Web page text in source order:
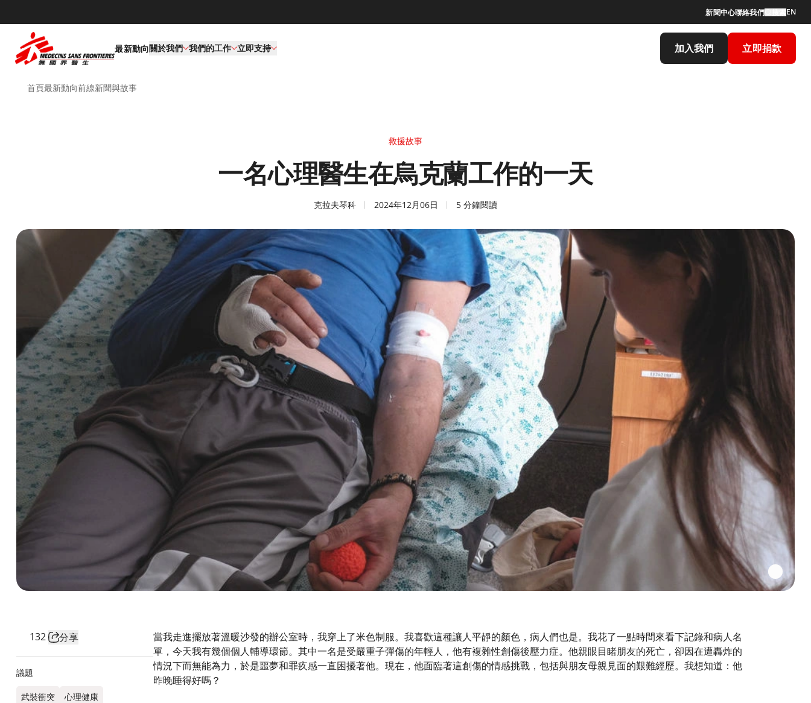
新聞中心聯絡我們 EN
最新動向關於我們 我們的工作​ 立即支持 加入我們 立即捐款
首頁最新動向前線新聞與故事
救援故事
一名心理醫生在烏克蘭工作的一天
克拉夫琴科 2024年12月06日 5 分鐘閱讀
132 分享
議題
武裝衝突
心理健康
當我走進擺放著溫暖沙發的辦公室時，我穿上了米色制服。我喜歡這種讓人平靜的顏色，病人們也是。我花了一點時間來看下記錄和病人名
單，今天我有幾個個人輔導環節。其中一名是受嚴重子彈傷的年輕人，他有複雜性創傷後壓力症。他親眼目睹朋友的死亡，卻因在遭轟炸的
情況下而無能為力，於是噩夢和罪疚感一直困擾著他。現在，他面臨著這創傷的情感挑戰，包括與朋友母親見面的艱難經歷。我想知道：他
昨晚睡得好嗎？